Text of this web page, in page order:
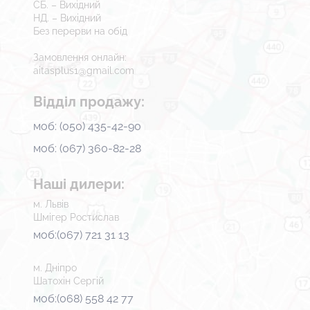
розчинами приміщення не потребує
оскільки засіб не має різкого запаху. Працювати з
СБ. – Вихідний
НД. – Вихідний
Без перерви на обід
Замовлення онлайн:
aitasplus1@gmail.com
Відділ продажу:
моб: (050) 435-42-90
моб: (067) 360-82-28
Наші дилери:
м. Львів
Шмігер Ростислав
моб:(067) 721 31 13
м. Дніпро
Шатохін Сергій
моб:(068) 558 42 77